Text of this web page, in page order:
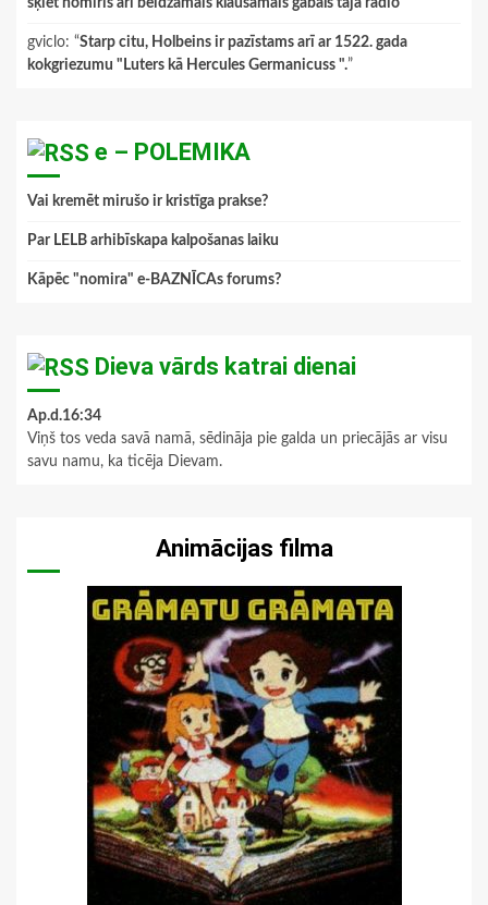
gviclo: “Starp citu, Holbeins ir pazīstams arī ar 1522. gada
kokgriezumu "Luters kā Hercules Germanicuss ".”
e – POLEMIKA
Vai kremēt mirušo ir kristīga prakse?
Par LELB arhibīskapa kalpošanas laiku
Kāpēc "nomira" e-BAZNĪCAs forums?
Dieva vārds katrai dienai
Ap.d.16:34
Viņš tos veda savā namā, sēdināja pie galda un priecājās ar visu
savu namu, ka ticēja Dievam.
Animācijas filma